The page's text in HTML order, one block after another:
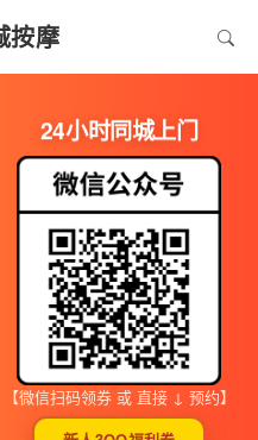
按摩
24小时同城上门
【微信扫码领券 或 直接 ↓ 预约】